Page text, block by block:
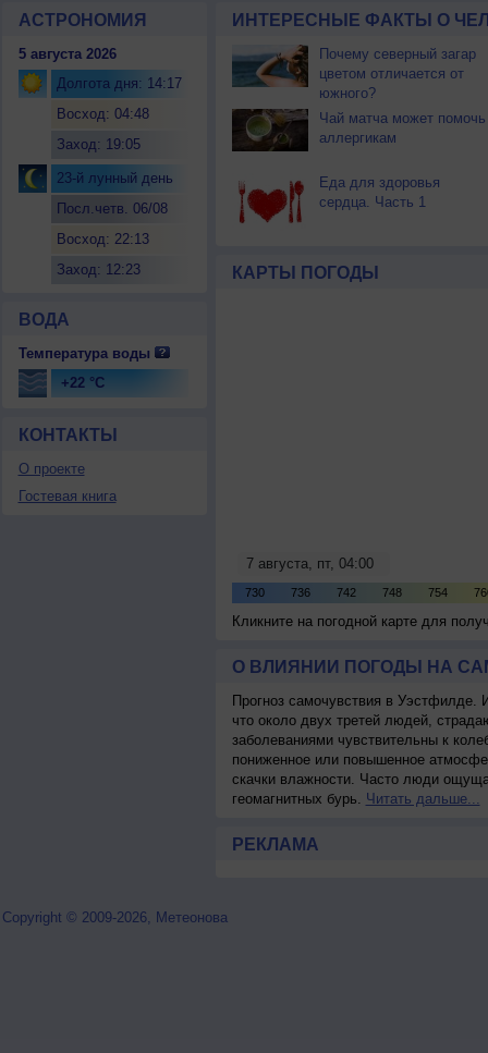
АСТРОНОМИЯ
5 августа 2026
Долгота дня: 14:17
Восход: 04:48
Заход: 19:05
23-й лунный день
Посл.четв. 06/08
Восход: 22:13
Заход: 12:23
ВОДА
Температура воды
+22 °C
КОНТАКТЫ
О проекте
Гостевая книга
ИНТЕРЕСНЫЕ ФАКТЫ О
Почему северный загар
цветом отличается от
южного?
Чай матча может помочь
аллергикам
Еда для здоровья
сердца. Часть 1
КАРТЫ ПОГОДЫ
Кликните на погодной карте для
О ВЛИЯНИИ ПОГОДЫ НА
Прогноз самочувствия в Уэстфилде.
что около двух третей людей,
заболеваниями чувствительны к
пониженное или повышенное
скачки влажности. Часто люди
геомагнитных бурь. Читать дальше...
РЕКЛАМА
Copyright © 2009-2026, Метеонова